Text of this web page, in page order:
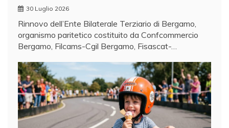
30 Luglio 2026
Rinnovo dell’Ente Bilaterale Terziario di Bergamo,
organismo paritetico costituito da Confcommercio
Bergamo, Filcams-Cgil Bergamo, Fisascat-…